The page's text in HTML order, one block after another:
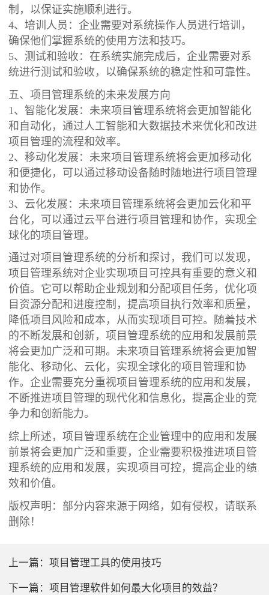
制，以保证实施顺利进行。
4、培训人员：企业需要对系统操作人员进行培训，
确保他们掌握系统的使用方法和技巧。
5、测试和验收：在系统实施完成后，企业需要对系
统进行测试和验收，以确保系统的稳定性和可靠性。
五、项目管理系统的未来发展方向
1、智能化发展：未来项目管理系统将会更加智能化
和自动化，通过人工智能和大数据技术来优化和改进
项目管理的流程和效率。
2、移动化发展：未来项目管理系统将会更加移动化
和便捷化，可以通过移动设备随时随地进行项目管理
和协作。
3、云化发展：未来项目管理系统将会更加云化和平
台化，可以通过云平台进行项目管理和协作，实现全
球化的项目管理。
通过对项目管理系统的分析和探讨，我们可以发现，
项目管理系统对企业实现项目可控具有重要的意义和
价值。它可以帮助企业规划和分配项目任务，优化项
目资源分配和进度控制，提高项目执行效率和质量，
降低项目风险和成本，从而实现项目可控。随着技术
的不断发展和创新，项目管理系统的应用和发展前景
将会更加广泛和可期。未来项目管理系统将会更加智
能化、移动化、云化，实现全球化的项目管理和协
作。企业需要充分重视项目管理系统的应用和发展，
不断推进项目管理的现代化和信息化，提高企业的竞
争力和创新能力。
综上所述，项目管理系统在企业管理中的应用和发展
前景将会更加广泛和重要，企业需要积极推进项目管
理系统的应用和发展，实现项目可控，提高企业的绩
效和价值。
版权声明：部分内容来源于网络，如有侵权，请联系
删除！
上一篇：项目管理工具的使用技巧
下一篇：项目管理软件如何最大化项目的效益？